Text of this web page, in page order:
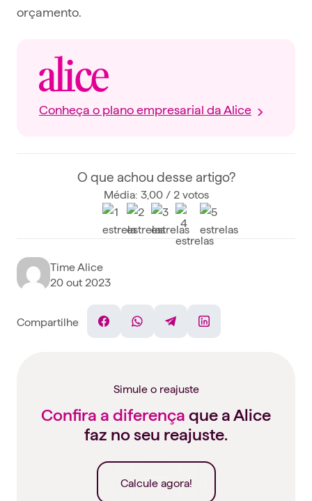
orçamento.
Conheça o plano empresarial da Alice
O que achou desse artigo?
Média: 3,00 / 2 votos
Time Alice
20 out 2023
Compartilhe
FacebookWhatsAppTelegramLinkedin
Simule o reajuste
Confira a diferença que a Alice
faz no seu reajuste.
Calcule agora!